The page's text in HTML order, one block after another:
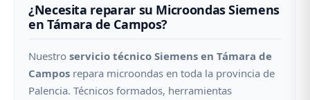
¿Necesita reparar su Microondas Siemens
en Támara de Campos?
Nuestro servicio técnico Siemens en Támara de
Campos repara microondas en toda la provincia de
Palencia. Técnicos formados, herramientas